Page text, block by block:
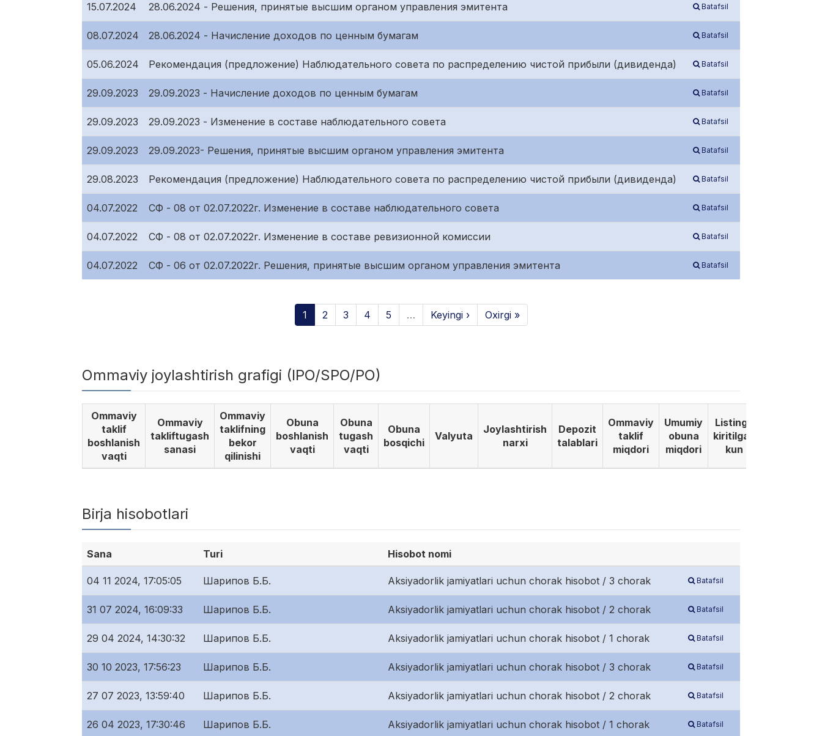
15.07.2024 28.06.2024 - Решения, принятые высшим органом управления эмитента Batafsil
08.07.2024 28.06.2024 - Начисление доходов по ценным бумагам Batafsil
05.06.2024 Рекомендация (предложение) Наблюдательного совета по распределению чистой прибыли (дивиденда) Batafsil
29.09.2023 29.09.2023 - Начисление доходов по ценным бумагам Batafsil
29.09.2023 29.09.2023 - Изменение в составе наблюдательного совета Batafsil
29.09.2023 29.09.2023- Решения, принятые высшим органом управления эмитента Batafsil
29.08.2023 Рекомендация (предложение) Наблюдательного совета по распределению чистой прибыли (дивиденда) Batafsil
04.07.2022 СФ - 08 от 02.07.2022г. Изменение в составе наблюдательного совета Batafsil
04.07.2022 СФ - 08 от 02.07.2022г. Изменение в составе ревизионной комиссии Batafsil
04.07.2022 СФ - 06 от 02.07.2022г. Решения, принятые высшим органом управления эмитента Batafsil
1 2 3 4 5 … Keyingi › Oxirgi »
Ommaviy joylashtirish grafigi (IPO/SPO/PO)
Ommaviy
taklif
boshlanish
vaqti
Ommaviy
takliftugash
sanasi
Ommaviy
taklifning
bekor
qilinishi
Obuna
boshlanish
vaqti
Obuna
tugash
vaqti
Obuna
bosqichi
Valyuta
Joylashtirish
narxi
Depozit
talablari
Ommaviy
taklif
miqdori
Umumiy
obuna
miqdori
Listinga
kiritilgan
kun
Birja hisobotlari
Sana Turi Hisobot nomi
04 11 2024, 17:05:05 Шарипов Б.Б. Aksiyadorlik jamiyatlari uchun chorak hisobot / 3 chorak Batafsil
31 07 2024, 16:09:33 Шарипов Б.Б. Aksiyadorlik jamiyatlari uchun chorak hisobot / 2 chorak Batafsil
29 04 2024, 14:30:32 Шарипов Б.Б. Aksiyadorlik jamiyatlari uchun chorak hisobot / 1 chorak Batafsil
30 10 2023, 17:56:23 Шарипов Б.Б. Aksiyadorlik jamiyatlari uchun chorak hisobot / 3 chorak Batafsil
27 07 2023, 13:59:40 Шарипов Б.Б. Aksiyadorlik jamiyatlari uchun chorak hisobot / 2 chorak Batafsil
26 04 2023, 17:30:46 Шарипов Б.Б. Aksiyadorlik jamiyatlari uchun chorak hisobot / 1 chorak Batafsil